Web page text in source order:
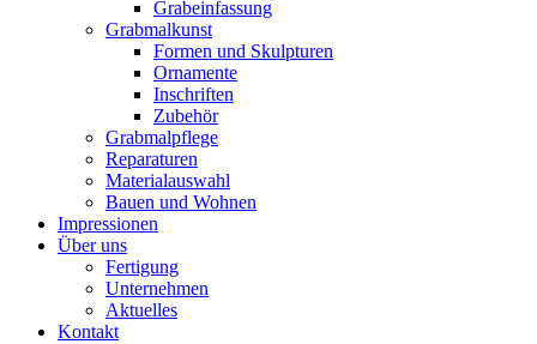
Grabeinfassung
Grabmalkunst
Formen und Skulpturen
Ornamente
Inschriften
Zubehör
Grabmalpflege
Reparaturen
Materialauswahl
Bauen und Wohnen
Impressionen
Über uns
Fertigung
Unternehmen
Aktuelles
Kontakt